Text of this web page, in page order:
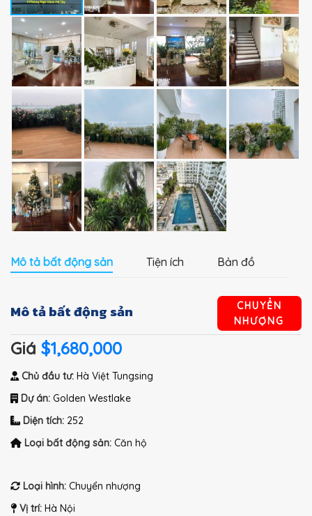
Mô tả bất động sản Tiện ích Bản đồ
Mô tả bất động sản
CHUYỂN
NHƯỢNG
Giá $1,680,000
Chủ đầu tư: Hà Việt Tungsing
Dự án: Golden Westlake
Diện tích: 252
Loại bất động sản: Căn hộ
Loại hình: Chuyển nhượng
Vị trí: Hà Nội